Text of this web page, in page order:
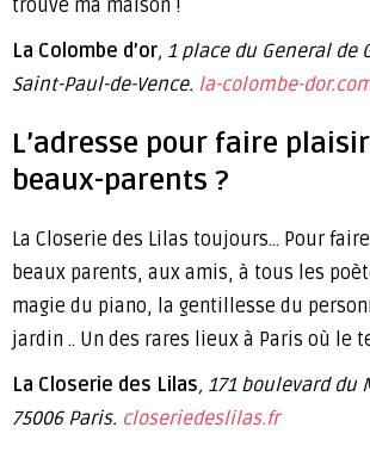
trouvé ma maison !
La Colombe d’or, 1 place du General de
Saint-Paul-de-Vence. la-colombe-
L’adresse pour faire
beaux-parents ?
La Closerie des Lilas toujours… Pour
beaux parents, aux amis, à tous les
magie du piano, la gentillesse du
jardin .. Un des rares lieux à Paris où le
La Closerie des Lilas, 171 boulevard du
75006 Paris. closeriedeslilas.fr